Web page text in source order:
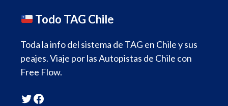
Todo TAG Chile
Toda la info del sistema de TAG en Chile y sus
peajes. Viaje por las Autopistas de Chile con
Free Flow.
Twitter
Facebook